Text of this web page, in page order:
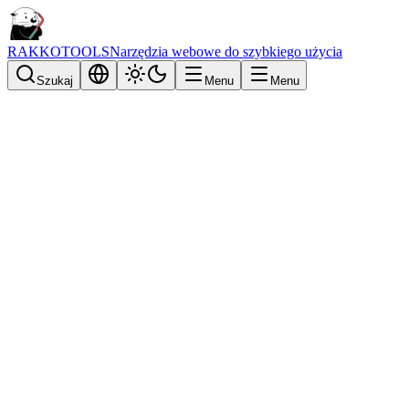
RAKKOTOOLSNarzędzia webowe do szybkiego użycia
Szukaj Menu Menu